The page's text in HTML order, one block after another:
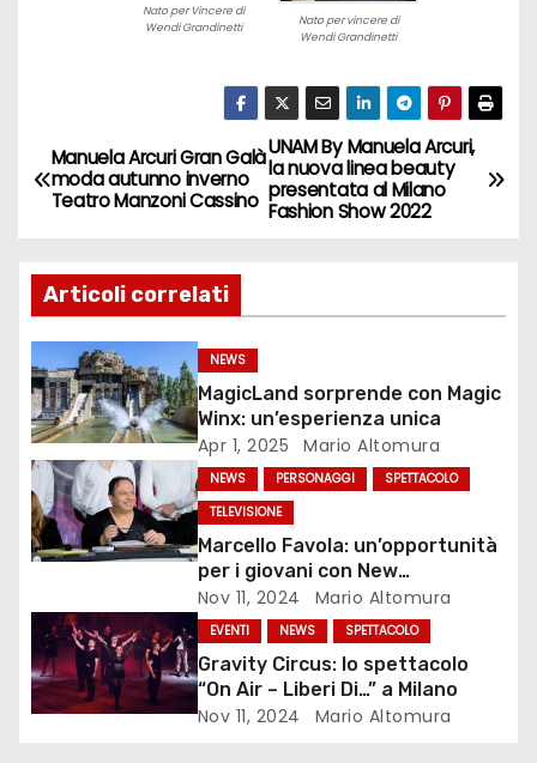
Nato per Vincere di
Wendi Grandinetti
Nato per vincere di
Wendi Grandinetti
N
a
i
g
a
z
i
o
n
e
a
UNAM By Manuela Arcuri,
la nuova linea beauty
presentata al Milano
Fashion Show 2022
Manuela Arcuri Gran Galà
moda autunno inverno
Teatro Manzoni Cassino
Articoli correlati
NEWS
MagicLand sorprende con Magic
Winx: un’esperienza unica
Apr 1, 2025 Mario Altomura
NEWS PERSONAGGI
SPETTACOLO
TELEVISIONE
Marcello Favola: un’opportunità
per i giovani con New
Generations
Nov 11, 2024 Mario Altomura
EVENTI NEWS SPETTACOLO
Gravity Circus: lo spettacolo
“On Air – Liberi Di…” a Milano
Nov 11, 2024 Mario Altomura